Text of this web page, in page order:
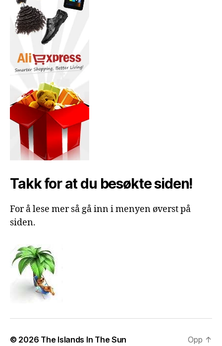
Takk for at du besøkte siden!
For å lese mer så gå inn i menyen øverst på
siden.
© 2026 The Islands In The Sun Opp ↑